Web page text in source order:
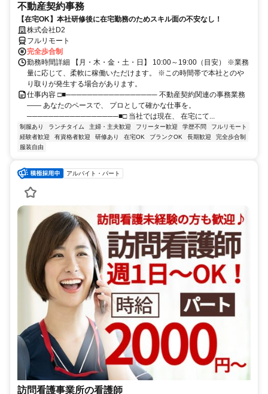
不動産契約事務
【在宅OK】本社研修後に在宅勤務のためスキル面の不安なし！
株式会社D2
フルリモート
完全歩合制
勤務時間詳細 【月・木・金・土・日】 10:00～19:00（目安） ※業務
量に応じて、柔軟に稼働いただけます。 ※この時間帯で本社とのや
り取りが発生する場合があります。
仕事内容 □■───────────────── 不動産契約関連の事務業務
―― あなたのペースで、 プロとして確かな仕事を。
─────────────────■□ 当社では現在、 在宅にて...
制服あり ランチタイム 主婦・主夫歓迎 フリーター歓迎 学歴不問
フルリモート
経験者歓迎
有資格者歓迎 研修あり 在宅OK ブランクOK 長期歓迎
完全歩合制
服装自由
アルバイト・パート
訪問看護事業所の看護師